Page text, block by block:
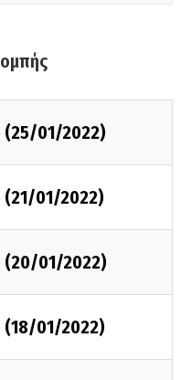
(25/01/2022)
(21/01/2022)
(20/01/2022)
(18/01/2022)